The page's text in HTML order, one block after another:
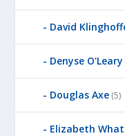
David
Denyse O'Leary
Douglas Axe (5)
Elizabeth